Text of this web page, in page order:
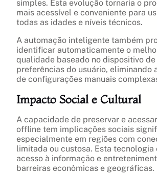
simples. Esta evolução tornaria o
mais acessível e conveniente para
todas as idades e níveis técnicos.
A automação inteligente também
identificar automaticamente o
qualidade baseado no dispositivo
preferências do usuário, eliminando
de configurações manuais
Impacto Social e Cultural
A capacidade de preservar e
offline tem implicações sociais
especialmente em regiões com
limitada ou custosa. Esta tecnologia
acesso à informação e
barreiras econômicas e geográficas.